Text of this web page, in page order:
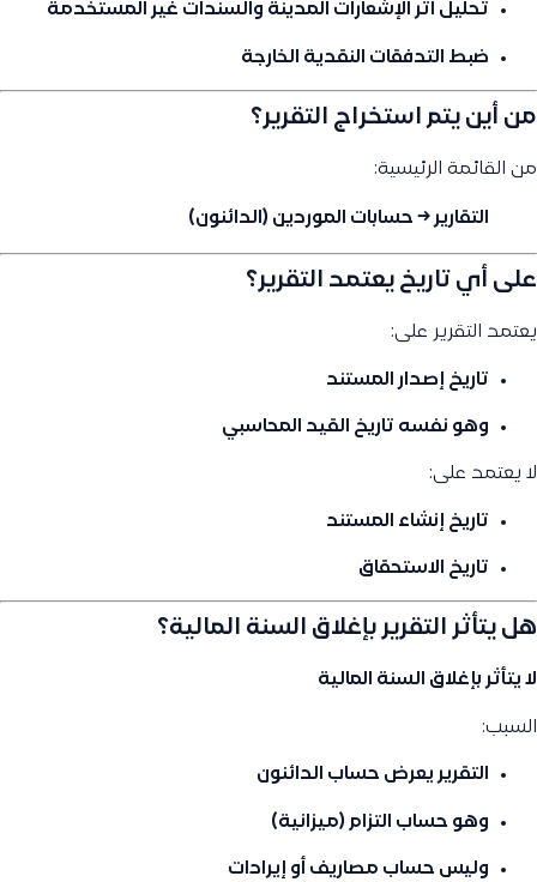
تحليل أثر الإشعارات المدينة والسندات غير المستخدمة
ضبط التدفقات النقدية الخارجة
من أين يتم استخراج التقرير؟
من القائمة الرئيسية:
التقارير → حسابات الموردين (الدائنون)
على أي تاريخ يعتمد التقرير؟
يعتمد التقرير على:
تاريخ إصدار المستند
وهو نفسه تاريخ القيد المحاسبي
لا يعتمد على:
تاريخ إنشاء المستند
تاريخ الاستحقاق
هل يتأثر التقرير بإغلاق السنة المالية؟
لا يتأثر بإغلاق السنة المالية
السبب:
التقرير يعرض حساب الدائنون
وهو حساب التزام (ميزانية)
وليس حساب مصاريف أو إيرادات